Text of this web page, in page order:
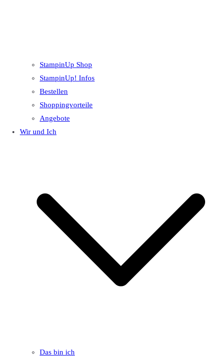
StampinUp Shop
StampinUp! Infos
Bestellen
Shoppingvorteile
Angebote
Wir und Ich
Das bin ich